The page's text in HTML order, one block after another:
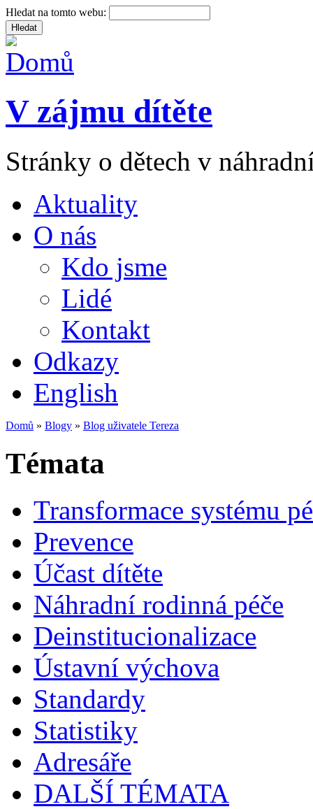
Hledat na tomto webu:
V zájmu dítěte
Stránky o dětech v
Aktuality
O nás
Kdo jsme
Lidé
Kontakt
Odkazy
English
Domů » Blogy » Blog uživatele Tereza
Témata
Transformace systému
Prevence
Účast dítěte
Náhradní rodinná péče
Deinstitucionalizace
Ústavní výchova
Standardy
Statistiky
Adresáře
DALŠÍ TÉMATA